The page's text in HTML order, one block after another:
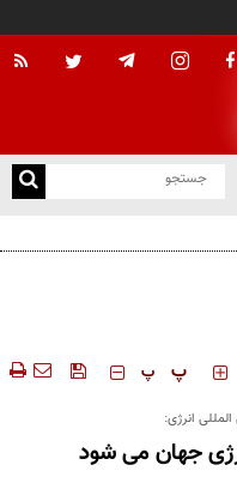
‍‍‍ پ پ
انرژی:
جهان می شود